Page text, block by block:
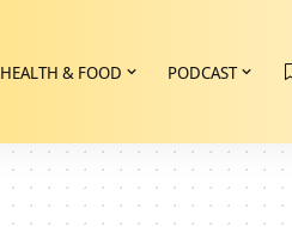
HEALTH & FOOD PODCAST